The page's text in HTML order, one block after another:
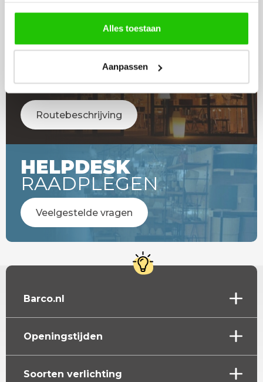
Alles toestaan
Aanpassen
WINKEL
BEZOEKEN
Routebeschrijving
HELPDESK
RAADPLEGEN
Veelgestelde vragen
Barco.nl
Openingstijden
Soorten verlichting